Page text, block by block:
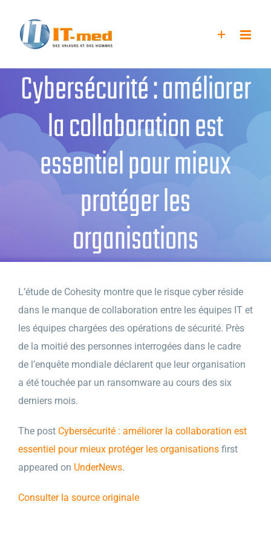
contenu
Cybersécurité : améliorer
la collaboration est
essentiel pour mieux
protéger les
organisations
L’étude de Cohesity montre que le risque cyber réside
dans le manque de collaboration entre les équipes IT et
les équipes chargées des opérations de sécurité. Près
de la moitié des personnes interrogées dans le cadre
de l’enquête mondiale déclarent que leur organisation
a été touchée par un ransomware au cours des six
derniers mois.
The post Cybersécurité : améliorer la collaboration est
essentiel pour mieux protéger les organisations first
appeared on UnderNews.
Consulter la source originale